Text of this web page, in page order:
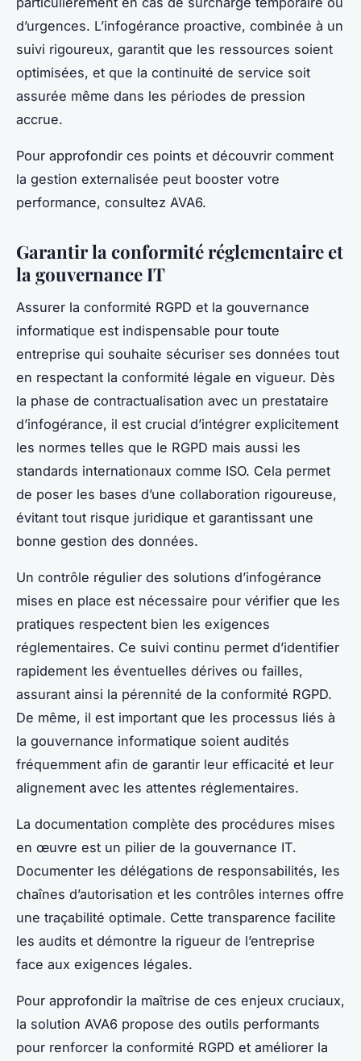
d’urgences. L’infogérance proactive, combinée à un
suivi rigoureux, garantit que les ressources soient
optimisées, et que la continuité de service soit
assurée même dans les périodes de pression
accrue.
Pour approfondir ces points et découvrir comment
la gestion externalisée peut booster votre
performance, consultez AVA6.
Garantir la conformité réglementaire et
la gouvernance IT
Assurer la conformité RGPD et la gouvernance
informatique est indispensable pour toute
entreprise qui souhaite sécuriser ses données tout
en respectant la conformité légale en vigueur. Dès
la phase de contractualisation avec un prestataire
d’infogérance, il est crucial d’intégrer explicitement
les normes telles que le RGPD mais aussi les
standards internationaux comme ISO. Cela permet
de poser les bases d’une collaboration rigoureuse,
évitant tout risque juridique et garantissant une
bonne gestion des données.
Un contrôle régulier des solutions d’infogérance
mises en place est nécessaire pour vérifier que les
pratiques respectent bien les exigences
réglementaires. Ce suivi continu permet d’identifier
rapidement les éventuelles dérives ou failles,
assurant ainsi la pérennité de la conformité RGPD.
De même, il est important que les processus liés à
la gouvernance informatique soient audités
fréquemment afin de garantir leur efficacité et leur
alignement avec les attentes réglementaires.
La documentation complète des procédures mises
en œuvre est un pilier de la gouvernance IT.
Documenter les délégations de responsabilités, les
chaînes d’autorisation et les contrôles internes offre
une traçabilité optimale. Cette transparence facilite
les audits et démontre la rigueur de l’entreprise
face aux exigences légales.
Pour approfondir la maîtrise de ces enjeux cruciaux,
la solution AVA6 propose des outils performants
pour renforcer la conformité RGPD et améliorer la